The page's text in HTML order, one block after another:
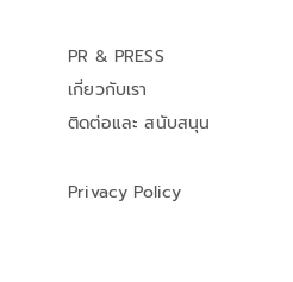
PR & PRESS
เกี่ยวกับเรา
ติดต่อและ สนับสนุน
Privacy Policy